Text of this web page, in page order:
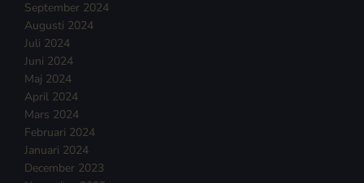
September 2024
Augusti 2024
Juli 2024
Juni 2024
Maj 2024
April 2024
Mars 2024
Februari 2024
Januari 2024
December 2023